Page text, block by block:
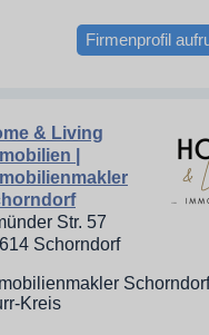
Firmenprofil
& Living
|
Str. 57
Schorndorf
Kreis